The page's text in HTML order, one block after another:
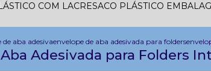
COM LACRE SACO PLÁSTICO
de aba adesivaenvelope de aba adesivada para folders
Adesivada para Folders